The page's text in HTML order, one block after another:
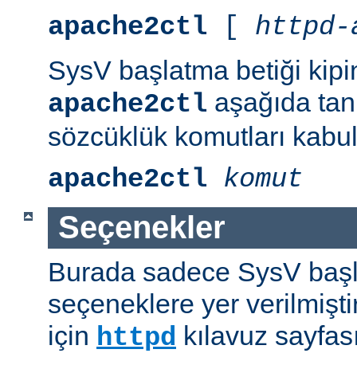
apache2ctl [ httpd-
SysV başlatma betiği
apache2ctl aşağıda
sözcüklük komutları
apache2ctl
komut
Seçenekler
Burada sadece SysV
seçeneklere yer
için httpd kılavuz